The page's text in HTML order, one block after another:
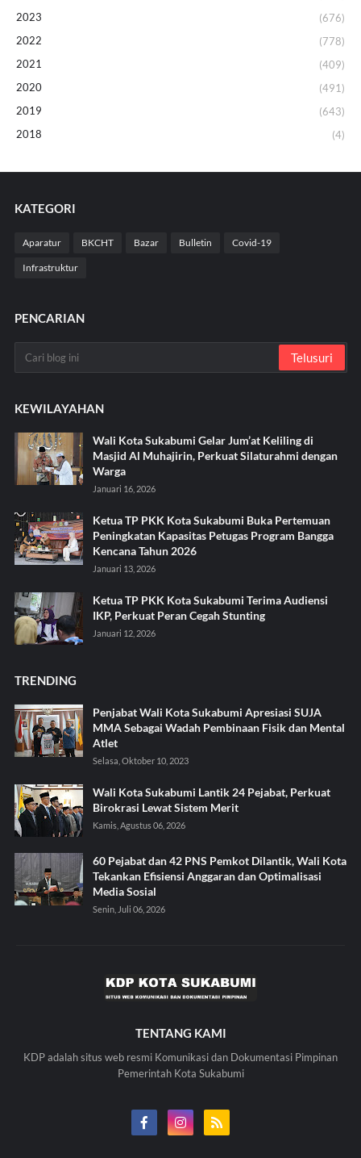
2023
(676)
2022
(778)
2021
(409)
2020
(491)
2019
(643)
2018
(4)
KATEGORI
Aparatur BKCHT Bazar Bulletin Covid-19
Infrastruktur
PENCARIAN
KEWILAYAHAN
Wali Kota Sukabumi Gelar Jum’at Keliling di
Masjid Al Muhajirin, Perkuat Silaturahmi dengan
Warga
Januari 16, 2026
Ketua TP PKK Kota Sukabumi Buka Pertemuan
Peningkatan Kapasitas Petugas Program Bangga
Kencana Tahun 2026
Januari 13, 2026
Ketua TP PKK Kota Sukabumi Terima Audiensi
IKP, Perkuat Peran Cegah Stunting
Januari 12, 2026
TRENDING
Penjabat Wali Kota Sukabumi Apresiasi SUJA
MMA Sebagai Wadah Pembinaan Fisik dan Mental
Atlet
Selasa, Oktober 10, 2023
Wali Kota Sukabumi Lantik 24 Pejabat, Perkuat
Birokrasi Lewat Sistem Merit
Kamis, Agustus 06, 2026
60 Pejabat dan 42 PNS Pemkot Dilantik, Wali Kota
Tekankan Efisiensi Anggaran dan Optimalisasi
Media Sosial
Senin, Juli 06, 2026
TENTANG KAMI
KDP adalah situs web resmi Komunikasi dan Dokumentasi Pimpinan
Pemerintah Kota Sukabumi